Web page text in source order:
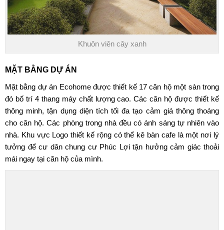
Khuôn viên cây xanh
MẶT BẰNG DỰ ÁN
Mặt bằng dự án Ecohome được thiết kế 17 căn hộ một sàn trong
đó bố trí 4 thang máy chất lượng cao. Các căn hộ được thiết kế
thông minh, tận dụng diện tích tối đa tạo cảm giá thông thoáng
cho căn hộ. Các phòng trong nhà đều có ánh sáng tự nhiên vào
nhà. Khu vực Logo thiết kế rộng có thể kê bàn cafe là một nơi lý
tưởng để cư dân chung cư Phúc Lợitận hưởng cảm giác thoải
mái ngay tại căn hộ của mình.